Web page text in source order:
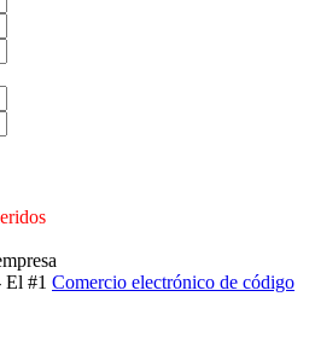
El #1 Comercio electrónico de código